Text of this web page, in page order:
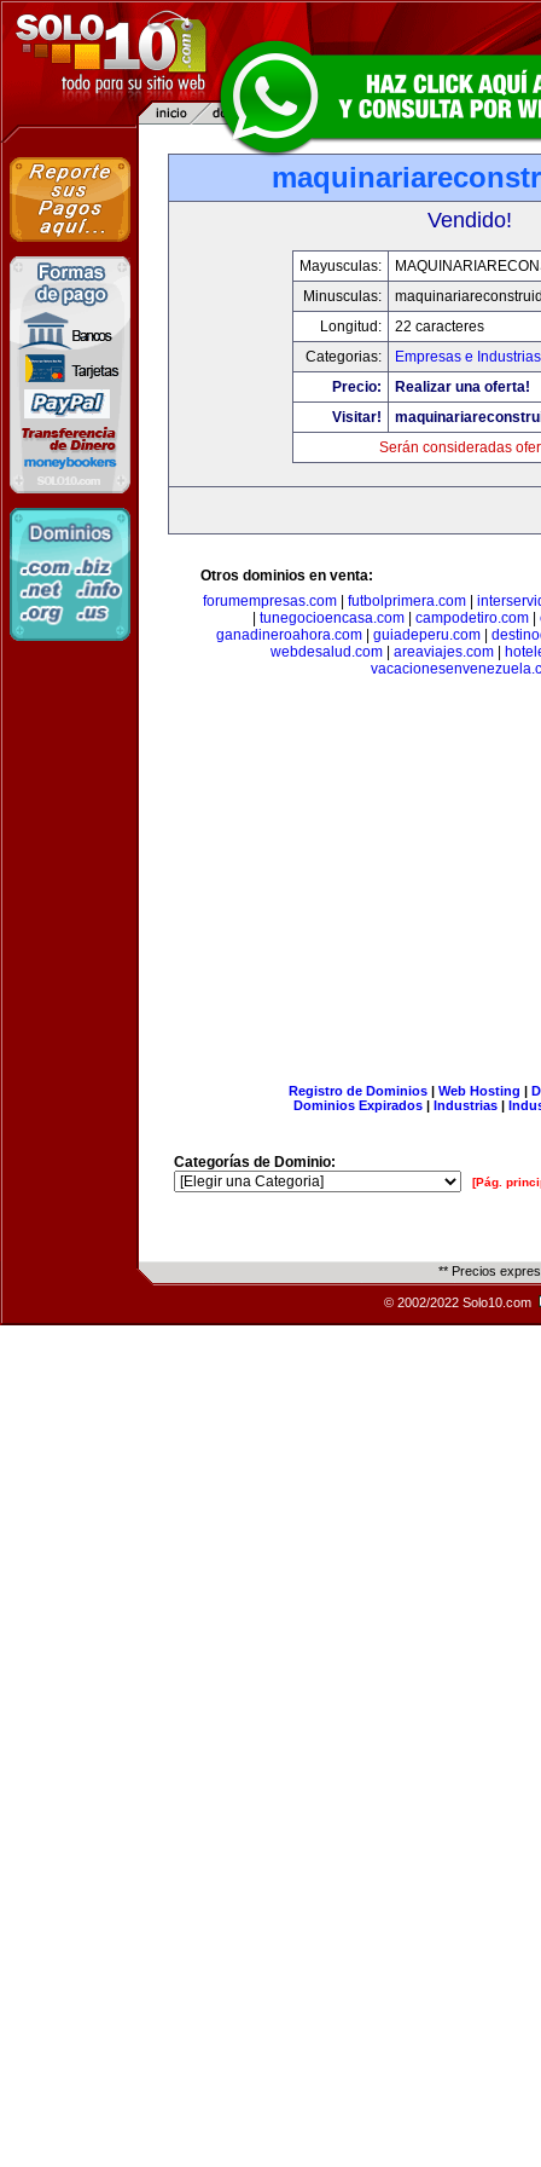
Vendido!
Mayusculas:
Minusculas:
Longitud:
22 caracteres
Categorias:
Empresas e Industrias
Precio:
Realizar una oferta!
Visitar!
Serán consideradas
Otros dominios en venta:
forumempresas.com
futbolprimera.com
tunegocioencasa.com| campodetiro.com|
ganadineroahora.com
guiadeperu.com
webdesalud.com
areaviajes.com
Registro de Dominios| Web Hosting |
Dominios Expirados | Industrias |
Categorías de Dominio:
[Pág.
** Precios
© 2002/2022 Solo10.com